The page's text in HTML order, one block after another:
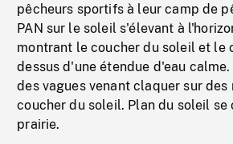
pêcheurs sportifs à leur camp de
PAN sur le soleil s'élevant à
montrant le coucher du soleil et le
dessus d'une étendue d'eau
des vagues venant claquer sur des
coucher du soleil. Plan du soleil se
prairie.